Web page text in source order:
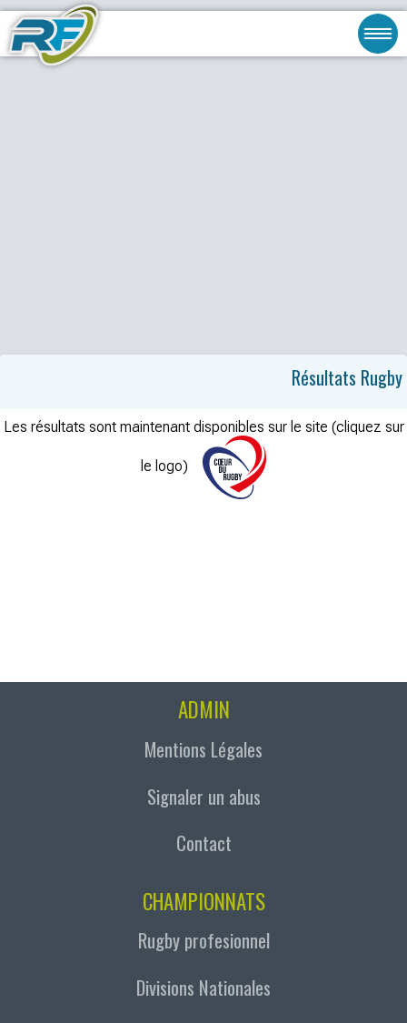
Résultats Rugby
Les résultats sont maintenant disponibles sur le site (cliquez sur
le logo)
ADMIN
Mentions Légales
Signaler un abus
Contact
CHAMPIONNATS
Rugby profesionnel
Divisions Nationales